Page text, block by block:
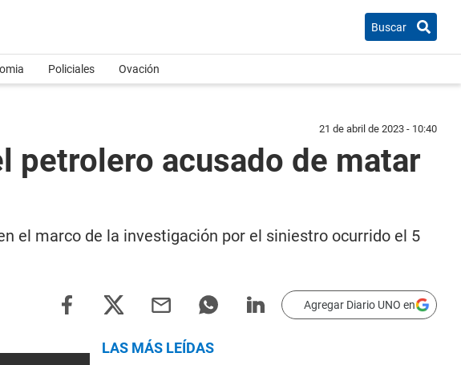
Buscar
Policiales Ovación
21 de abril de 2023 - 10:40
petrolero acusado de matar
el marco de la investigación por el siniestro ocurrido el 5
Agregar Diario UNO en
LAS MÁS LEÍDAS